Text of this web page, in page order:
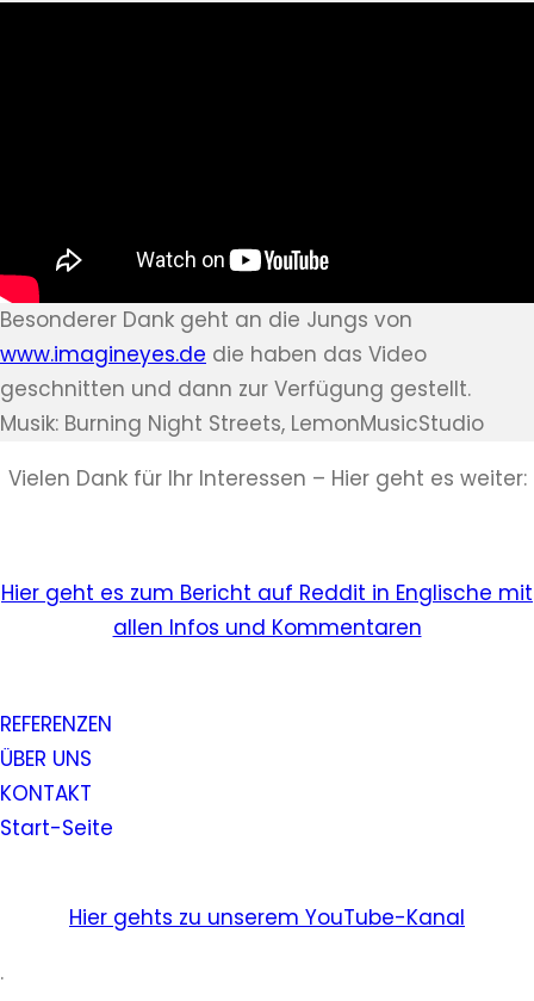
Besonderer Dank geht an die Jungs von
www.imagineyes.de die haben das Video
geschnitten und dann zur Verfügung gestellt.
Musik: Burning Night Streets, LemonMusicStudio
Vielen Dank für Ihr Interessen – Hier geht es weiter:
Hier geht es zum Bericht auf Reddit in Englische mit
allen Infos und Kommentaren
REFERENZEN
ÜBER UNS
KONTAKT
Start-Seite
Hier gehts zu unserem YouTube-Kanal
.